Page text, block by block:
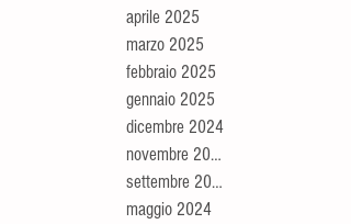
aprile 2025
marzo 2025
febbraio 2025
gennaio 2025
dicembre 2024
novembre 2024
settembre 2024
maggio 2024